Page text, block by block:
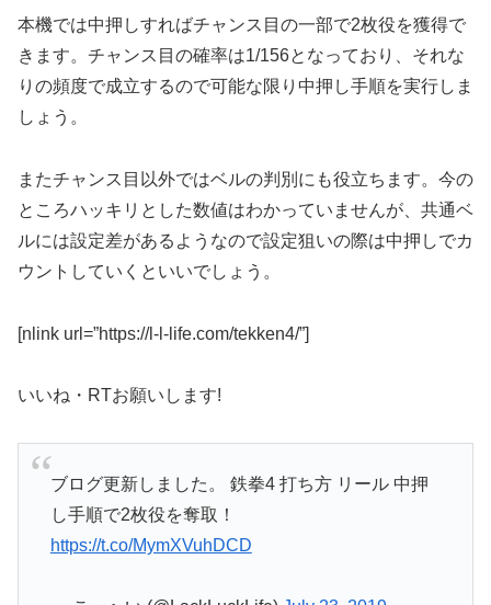
本機では中押しすればチャンス目の一部で2枚役を獲得で
きます。チャンス目の確率は1/156となっており、それな
りの頻度で成立するので可能な限り中押し手順を実行しま
しょう。
またチャンス目以外ではベルの判別にも役立ちます。今の
ところハッキリとした数値はわかっていませんが、共通ベ
ルには設定差があるようなので設定狙いの際は中押しでカ
ウントしていくといいでしょう。
[nlink url=”https://l-l-life.com/tekken4/”]
いいね・RTお願いします!
ブログ更新しました。 鉄拳4 打ち方 リール 中押
し手順で2枚役を奪取！
https://t.co/MymXVuhDCD